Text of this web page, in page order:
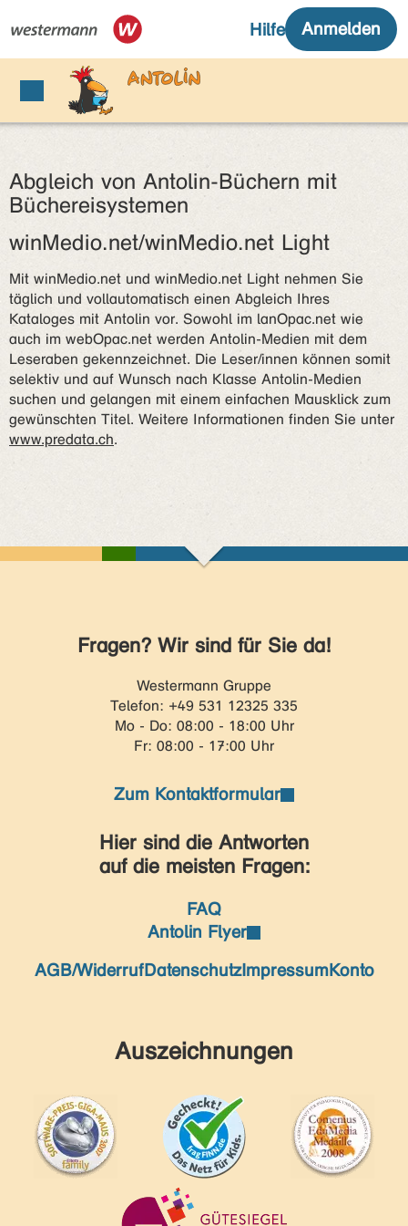
Abgleich von Antolin-Büchern mit
Büchereisystemen
winMedio.net/winMedio.net Light
Mit winMedio.net und winMedio.net Light nehmen Sie
täglich und vollautomatisch einen Abgleich Ihres
Kataloges mit Antolin vor. Sowohl im lanOpac.net wie
auch im webOpac.net werden Antolin-Medien mit dem
Leseraben gekennzeichnet. Die Leser/innen können somit
selektiv und auf Wunsch nach Klasse Antolin-Medien
suchen und gelangen mit einem einfachen Mausklick zum
gewünschten Titel. Weitere Informationen finden Sie unter
www.predata.ch.